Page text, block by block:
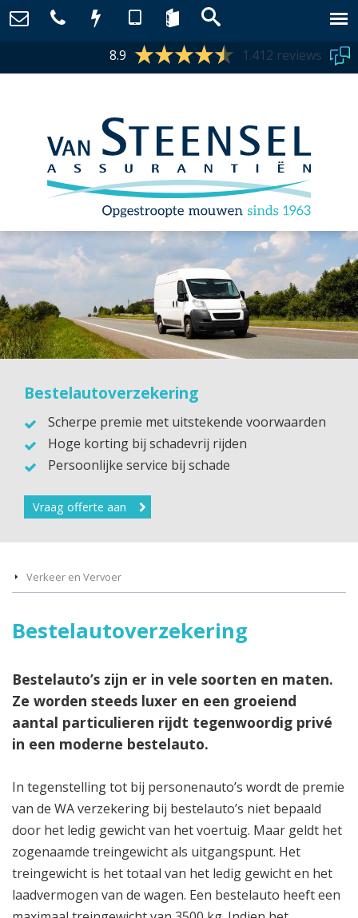
8.9 1.412 reviews
Bestelautoverzekering
Scherpe premie met uitstekende voorwaarden
Hoge korting bij schadevrij rijden
Persoonlijke service bij schade
Vraag offerte aan
Verkeer en Vervoer
Bestelautoverzekering
Bestelauto’s zijn er in vele soorten en maten.
Ze worden steeds luxer en een groeiend
aantal particulieren rijdt tegenwoordig privé
in een moderne bestelauto.
In tegenstelling tot bij personenauto’s wordt de premie
van de WA verzekering bij bestelauto’s niet bepaald
door het ledig gewicht van het voertuig. Maar geldt het
zogenaamde treingewicht als uitgangspunt. Het
treingewicht is het totaal van het ledig gewicht en het
laadvermogen van de wagen. Een bestelauto heeft een